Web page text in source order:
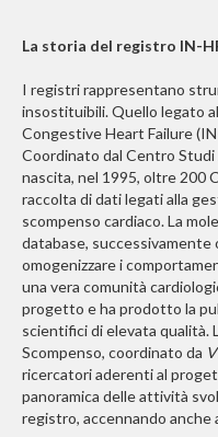
La storia del registro IN-
I registri rappresentano
insostituibili. Quello legato
Congestive Heart Failure
Coordinato dal Centro Studi
nascita, nel 1995, oltre 200
raccolta di dati legati alla
scompenso cardiaco. La
database, successivamente
omogenizzare i
una vera comunità
progetto e ha prodotto la
scientifici di elevata qualità.
Scompenso, coordinato da
ricercatori aderenti al
panoramica delle attività
registro, accennando